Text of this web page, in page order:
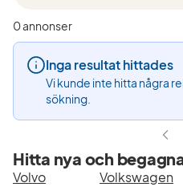
0 annonser
Inga resultat hittades
Vi kunde inte hitta några
sökning.
Hitta nya och
Volvo Volkswagen